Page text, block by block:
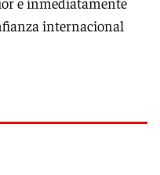
internacional